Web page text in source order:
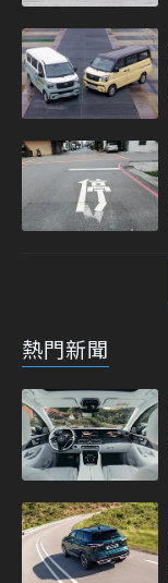
熱門新聞